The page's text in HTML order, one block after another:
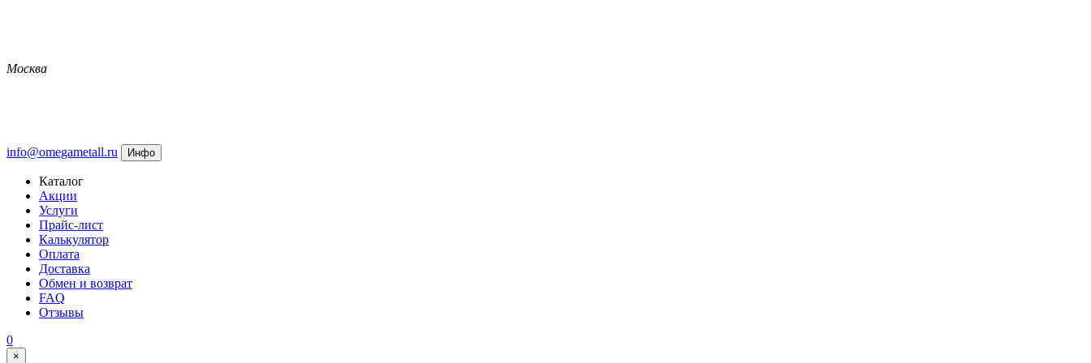
Москва
info@omegametall.ru Инфо
Каталог
Акции
Услуги
Прайс-лист
Калькулятор
Оплата
Доставка
Обмен и возврат
FAQ
Отзывы
0
×